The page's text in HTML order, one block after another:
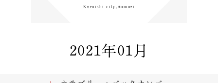
Kuroishi-city,Aomori
2021年01月